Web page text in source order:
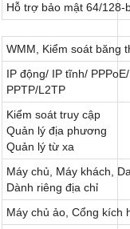
Hỗ trợ bảo mật 64/128-
WMM, Kiểm soát băng
IP động/ IP tĩnh/ PPPoE/
PPTP/L2TP
Kiểm soát truy cập
Quản lý địa phương
Quản lý từ xa
Máy chủ, Máy khách,
Dành riêng địa chỉ
Máy chủ ảo, Cổng kích